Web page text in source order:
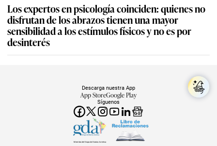
Los expertos en psicología coinciden: quienes no
disfrutan de los abrazos tienen una mayor
sensibilidad a los estímulos físicos y no es por
desinterés
Síguenos
Descarga nuestra App
App StoreGoogle Play
Miembro del Grupo de Diarios América